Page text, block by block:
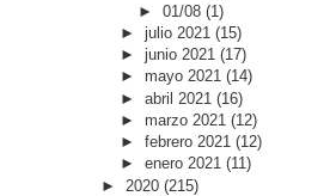
►01/08(1)
► julio 2021 (15)
► junio 2021 (17)
► mayo 2021 (14)
► abril 2021 (16)
► marzo 2021 (12)
► febrero 2021 (12)
► enero 2021 (11)
► 2020 (215)